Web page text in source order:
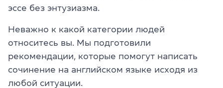
эссе без энтузиазма.
Неважно к какой категории людей
относитесь вы. Мы подготовили
рекомендации, которые помогут написать
сочинение на английском языке исходя из
любой ситуации.